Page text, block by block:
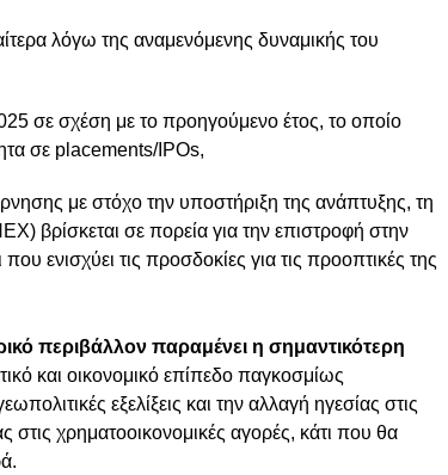
λόγω της αναμενόμενης δυναμικής του
σε σχέση με το προηγούμενο έτος, το οποίο
σε placements/IPOs,
με στόχο την υποστήριξη της ανάπτυξης, τη
βρίσκεται σε πορεία για την επιστροφή στην
ενισχύει τις προσδοκίες για τις προοπτικές της
περιβάλλον παραμένει η σημαντικότερη
και οικονομικό επίπεδο παγκοσμίως
εξελίξεις και την αλλαγή ηγεσίας στις
στις χρηματοοικονομικές αγορές, κάτι που θα